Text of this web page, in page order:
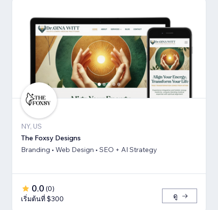
NY, US
The Foxsy Designs
Branding • Web Design • SEO + AI Strategy
0.0 (0)
เริ่มต้นที่ $300
ดู